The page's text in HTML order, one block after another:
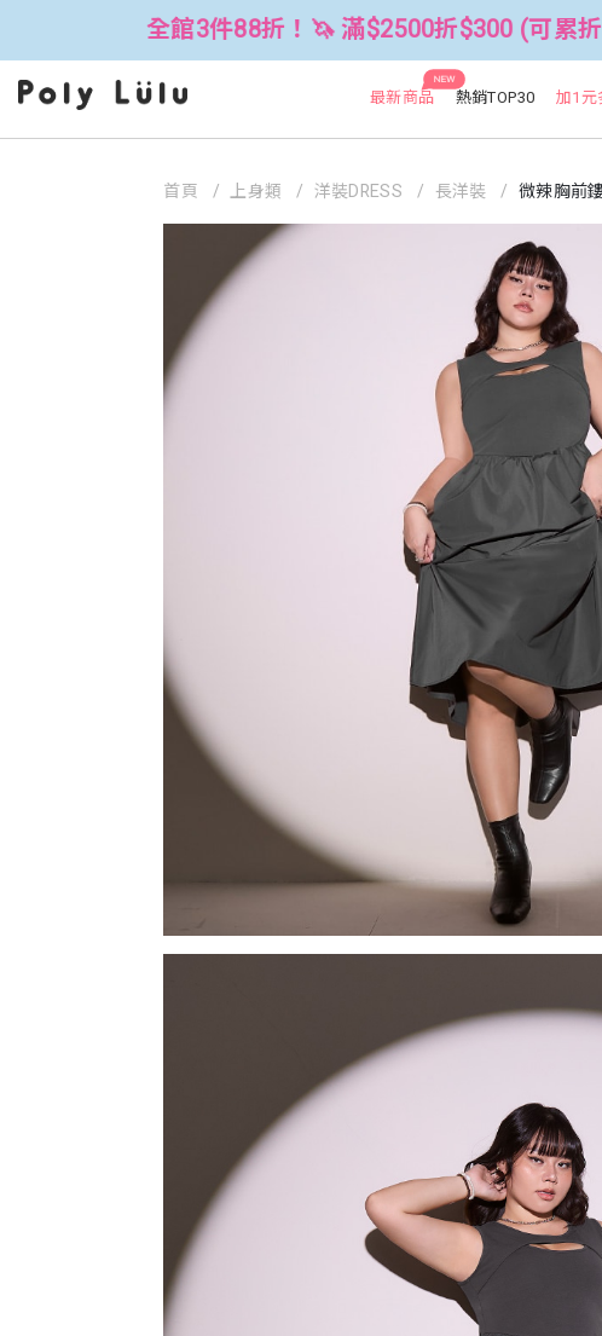
全館3件88折！🦄 滿$2500折$300 (可累折）
NEW
最新商品 熱銷TOP30 加1元
首頁 上身類 洋裝DRESS 長洋裝 微辣胸前